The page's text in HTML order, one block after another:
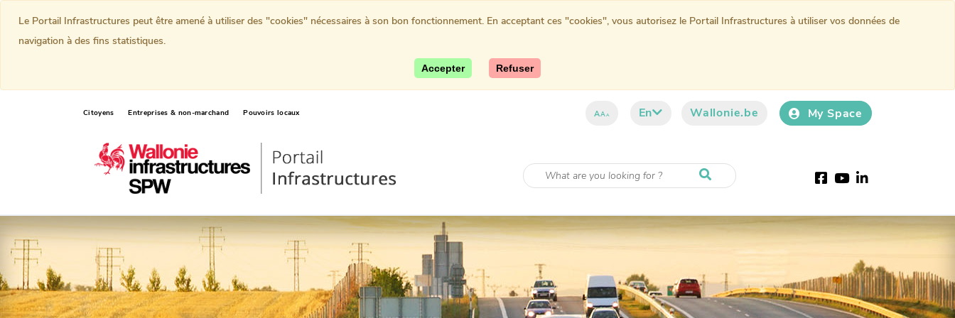
Citoyens Entreprises & non-marchand Pouvoirs locaux AAA En Wallonie.be My Space
Facebook
YoutubeLinkedIn
Le Portail Infrastructures peut être amené à utiliser des "cookies" nécessaires à son bon fonctionnement. En acceptant ces "cookies", vous autorisez le Portail Infrastructures à utiliser vos données de
navigation à des fins statistiques.
Accepter Refuser